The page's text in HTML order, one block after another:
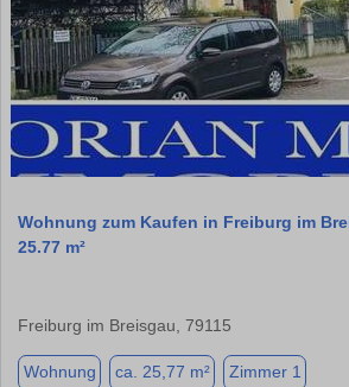
Wohnung zum Kaufen in Freiburg im
25.77 m²
Freiburg im Breisgau, 79115
Wohnung ca. 25,77 m² Zimmer 1